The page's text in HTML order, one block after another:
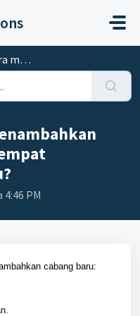
pembel...
PM
cabang baru: